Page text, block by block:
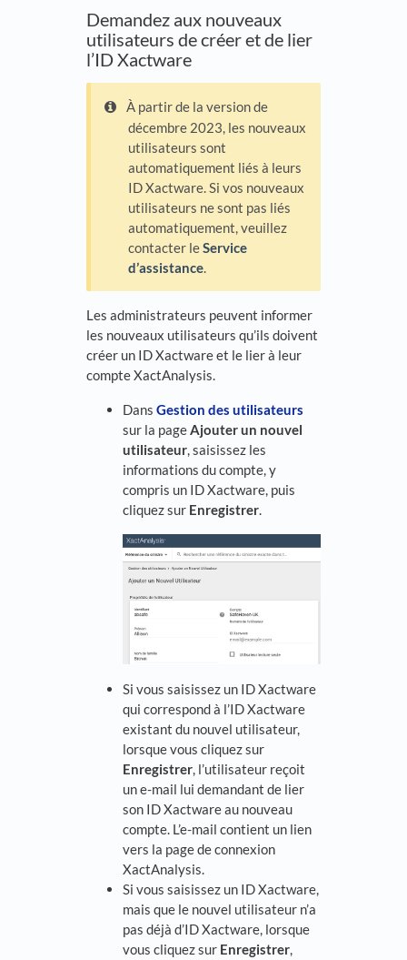
Demandez aux nouveaux
utilisateurs de créer et de lier
l’ID Xactware
À partir de la version de
décembre 2023, les nouveaux
utilisateurs sont
automatiquement liés à leurs
ID Xactware. Si vos nouveaux
utilisateurs ne sont pas liés
automatiquement, veuillez
contacter leService
d’assistance.
Les administrateurs peuvent informer
les nouveaux utilisateurs qu’ils doivent
créer un ID Xactware et le lier à leur
compte XactAnalysis.
Dans Gestion des utilisateurs
sur la pageAjouter un nouvel
utilisateur, saisissez les
informations du compte, y
compris un ID Xactware, puis
cliquez sur Enregistrer.
Si vous saisissez un ID Xactware
qui correspond à l’ID Xactware
existant du nouvel utilisateur,
lorsque vous cliquez sur
Enregistrer, l’utilisateur reçoit
un e-mail lui demandant de lier
son ID Xactware au nouveau
compte. L’e-mail contient un lien
vers la page de connexion
XactAnalysis.
Si vous saisissez un ID Xactware,
mais que le nouvel utilisateur n’a
pas déjà d’ID Xactware, lorsque
vous cliquez sur Enregistrer,